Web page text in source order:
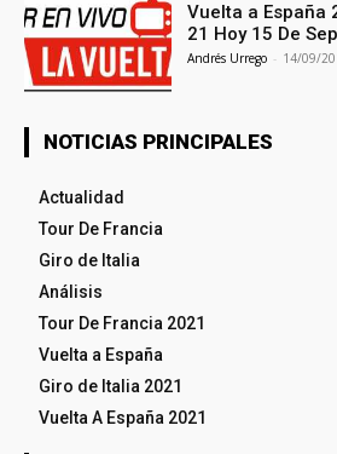
Vuelta a España
21 Hoy 15 De
Andrés Urrego - 14/09/
NOTICIAS PRINCIPALES
Actualidad
Tour De Francia
Giro de Italia
Análisis
Tour De Francia 2021
Vuelta a España
Giro de Italia 2021
Vuelta A España 2021